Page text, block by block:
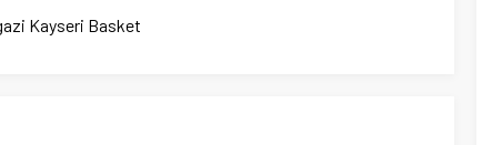
Kayseri Basket